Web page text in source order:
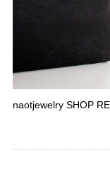
naotjewelry SHOP